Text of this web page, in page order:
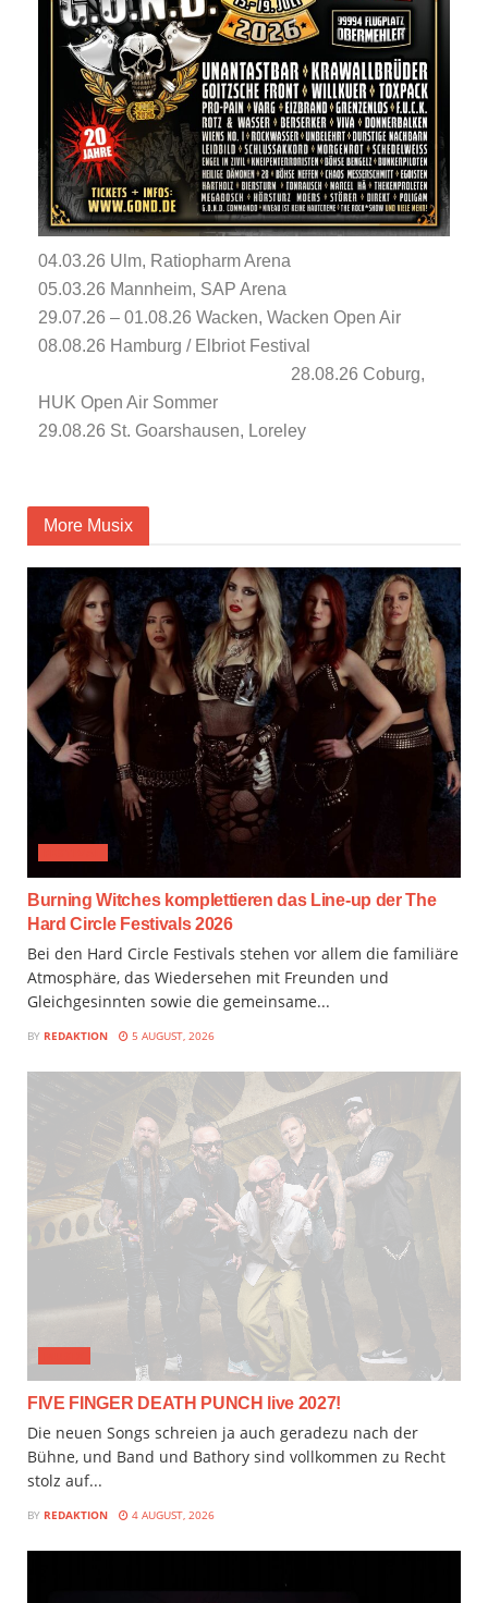
04.03.26 Ulm, Ratiopharm Arena
05.03.26 Mannheim, SAP Arena
29.07.26 – 01.08.26 Wacken, Wacken Open Air
08.08.26 Hamburg / Elbriot Festival
28.08.26 Coburg,
HUK Open Air Sommer
29.08.26 St. Goarshausen, Loreley
More Musix
Burning Witches komplettieren das Line-up der The
Hard Circle Festivals 2026
Bei den Hard Circle Festivals stehen vor allem die familiäre
Atmosphäre, das Wiedersehen mit Freunden und
Gleichgesinnten sowie die gemeinsame...
BY REDAKTION 5 AUGUST, 2026
FIVE FINGER DEATH PUNCH live 2027!
Die neuen Songs schreien ja auch geradezu nach der
Bühne, und Band und Bathory sind vollkommen zu Recht
stolz auf...
BY REDAKTION 4 AUGUST, 2026